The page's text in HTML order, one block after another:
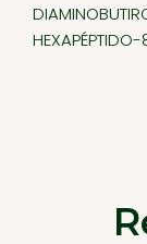
HEXAPÉPTIDO-